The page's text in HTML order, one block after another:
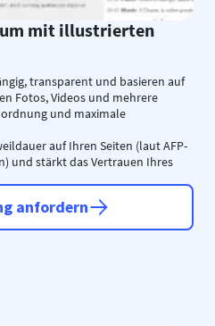
mit illustrierten
transparent und basieren auf
Fotos, Videos und mehrere
und maximale
auf Ihren Seiten (laut AFP-
und stärkt das Vertrauen Ihres
anfordern